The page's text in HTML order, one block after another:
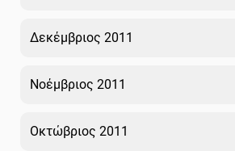
Δεκέμβριος 2011
Νοέμβριος 2011
Οκτώβριος 2011